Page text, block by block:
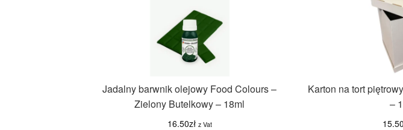
Jadalny barwnik olejowy Food Colours –
Zielony Butelkowy – 18ml
16.50zł z Vat
Karton na tort
–
15.50